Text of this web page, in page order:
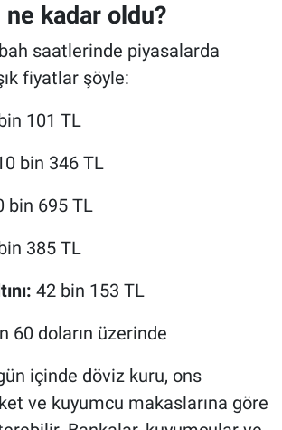
ne kadar oldu?
saatlerinde piyasalarda
fiyatlar şöyle:
101 TL
bin 346 TL
bin 695 TL
385 TL
42 bin 153 TL
60 doların üzerinde
içinde döviz kuru, ons
ve kuyumcu makaslarına göre